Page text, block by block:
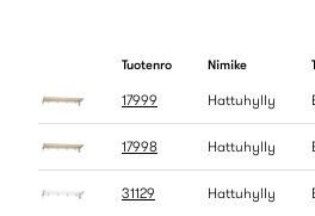
Tuotenro Nimike
17999 Hattuhylly
17998 Hattuhylly
31129 Hattuhylly